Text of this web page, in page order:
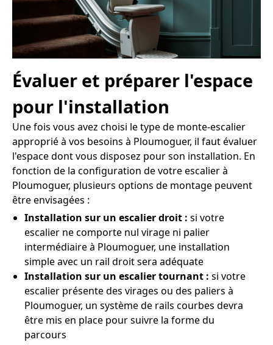
Évaluer et préparer l'espace
pour l'installation
Une fois vous avez choisi le type de monte-escalier
approprié à vos besoins à Ploumoguer, il faut évaluer
l'espace dont vous disposez pour son installation. En
fonction de la configuration de votre escalier à
Ploumoguer, plusieurs options de montage peuvent
être envisagées :
Installation sur un escalier droit : si votre
escalier ne comporte nul virage ni palier
intermédiaire à Ploumoguer, une installation
simple avec un rail droit sera adéquate
Installation sur un escalier tournant : si votre
escalier présente des virages ou des paliers à
Ploumoguer, un système de rails courbes devra
être mis en place pour suivre la forme du
parcours